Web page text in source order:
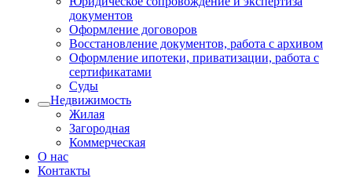
документов
Оформление договоров
Восстановление документов, работа с архивом
Оформление ипотеки, приватизации, работа с
сертификатами
Суды
Недвижимость
Жилая
Загородная
Коммерческая
О нас
Контакты